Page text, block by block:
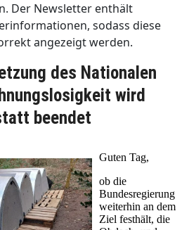
Der Newsletter enthält
sodass diese
angezeigt werden.
des Nationalen
wird
beendet